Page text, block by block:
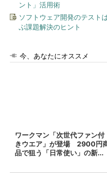
ント」活用術
ソフトウェア開発のテスト
ぶ課題解決のヒント
今、あなたにオススメ
ワークマン「次世代ファン付
きウエア」が登場 2900円
品で狙う「日常使い」の新...